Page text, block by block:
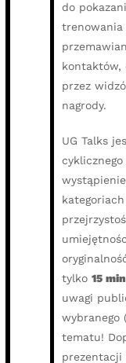
do
trenowania
kontaktów,
przez
nagrody.
UG Talks
tylko 15
uwagi
wybranego
tematu!
prezentacji